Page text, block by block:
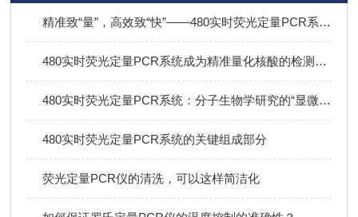
精准致“量”，高效致“快”——480实时荧光定量PCR系统，重新定义qPCR新标准
480实时荧光定量PCR系统成为精准量化核酸的检测核心​
480实时荧光定量PCR系统：分子生物学研究的“显微镜”
480实时荧光定量PCR系统的关键组成部分
荧光定量PCR仪的清洗，可以这样简洁化